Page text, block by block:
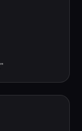
"